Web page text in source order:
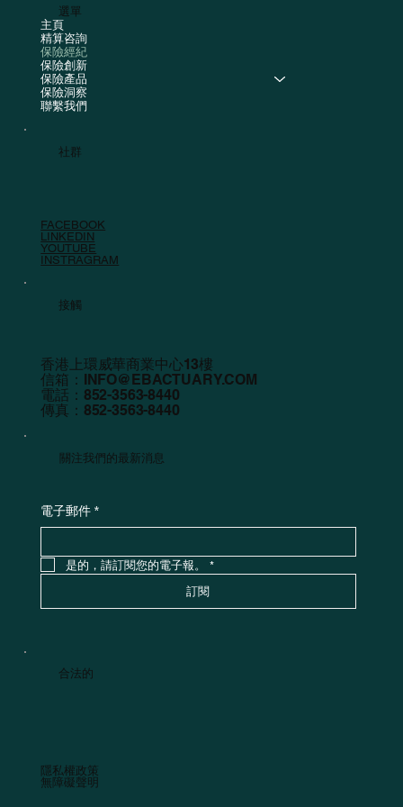
選單
主頁
精算咨詢
保險經紀
保險創新
保險產品
保險洞察
聯繫我們
社群
FACEBOOK
LINKEDIN
YOUTUBE
INSTRAGRAM
接觸
香港上環威華商業中心13樓
信箱：
INFO@EBACTUARY.COM
電話：852-3563-8440
傳真：852-3563-8440
關注我們的最新消息
電子郵件 *
是的，請訂閱您的電子報。
*
訂閱
合法的
隱私權政策
無障礙聲明